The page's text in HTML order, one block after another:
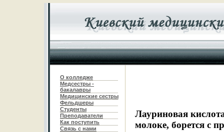
О колледже
Медсестры -
бакалавры
Медицинские сестры
Фельдшеры
Студенты
Преподаватели
Как поступить
Связь с нами
Лауриновая
молоке, борется с